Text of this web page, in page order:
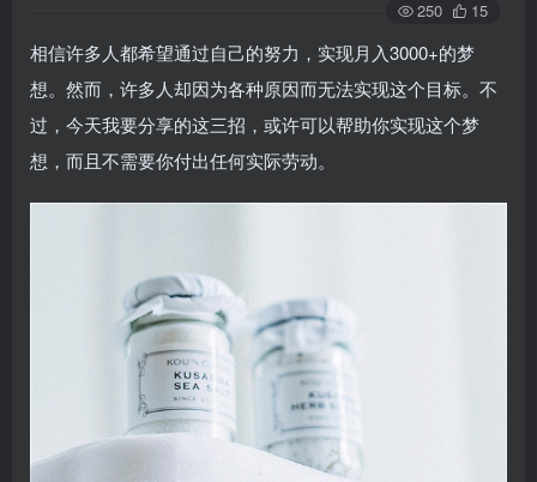
250 15
相信许多人都希望通过自己的努力，实现月入3000+的梦
想。然而，许多人却因为各种原因而无法实现这个目标。不
过，今天我要分享的这三招，或许可以帮助你实现这个梦
想，而且不需要你付出任何实际劳动。